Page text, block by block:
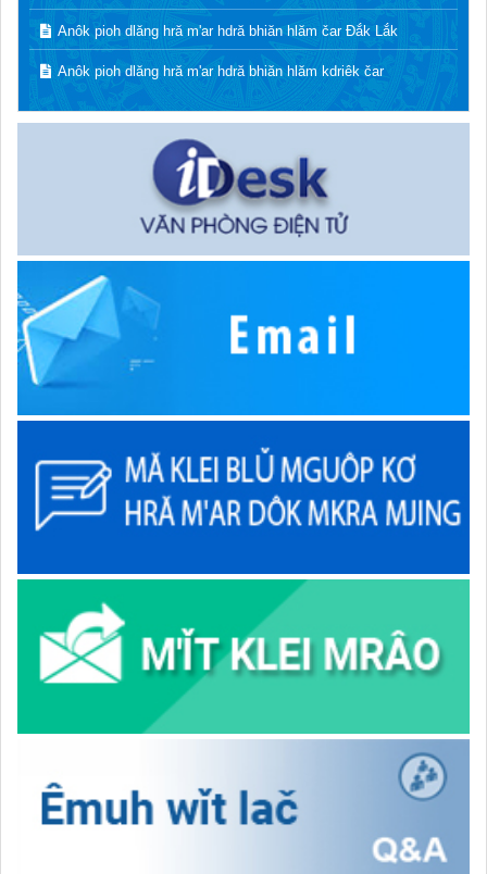
Anôk pioh dlăng hră m'ar hdră bhiăn hlăm čar Đắk Lắk
Anôk pioh dlăng hră m'ar hdră bhiăn hlăm kdriêk čar